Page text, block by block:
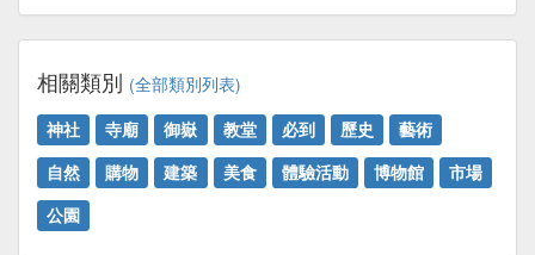
相關類別 (全部類別列表)
神社
寺廟 御嶽 教堂 必到 歷史
藝術
自然
購物 建築 美食 體驗活動 博物館
市場
公園